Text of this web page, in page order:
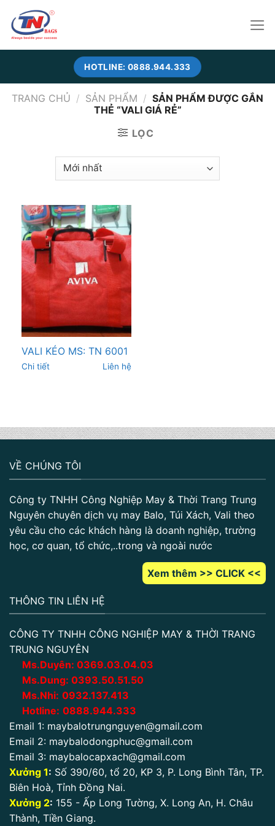
content
HOTLINE: 0888.944.333
TRANG CHỦ / SẢN PHẨM / SẢN PHẨM ĐƯỢC GẮN
THẺ “VALI GIÁ RẺ”
LỌC
VALI KÉO MS: TN 6001
Chi tiết Liên hệ
VỀ CHÚNG TÔI
Công ty TNHH Công Nghiệp May & Thời Trang Trung
Nguyên chuyên dịch vụ may Balo, Túi Xách, Vali theo
yêu cầu cho các khách hàng là doanh nghiệp, trường
học, cơ quan, tổ chức,..trong và ngoài nước
Xem thêm >> CLICK <<
THÔNG TIN LIÊN HỆ
CÔNG TY TNHH CÔNG NGHIỆP MAY & THỜI TRANG
TRUNG NGUYÊN
Ms.Duyên: 0369.03.04.03
Ms.Dung: 0393.50.51.50
Ms.Nhi: 0932.137.413
Hotline: 0888.944.333
Email 1: maybalotrungnguyen@gmail.com
Email 2: maybalodongphuc@gmail.com
Email 3: maybalocapxach@gmail.com
Xưởng 1: Số 390/60, tổ 20, KP 3, P. Long Bình Tân, TP.
Biên Hoà, Tỉnh Đồng Nai.
Xưởng 2: 155 - Ấp Long Tường, X. Long An, H. Châu
Thành, Tiền Giang.